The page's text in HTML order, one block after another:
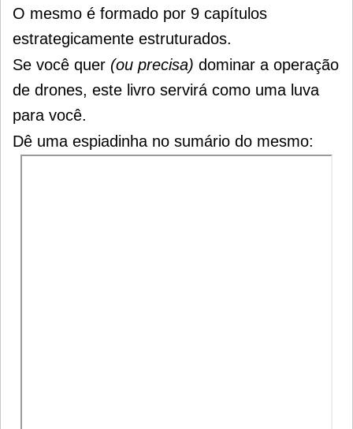
O mesmo é formado por 9 capítulos
estrategicamente estruturados.
Se você quer (ou precisa) dominar a operação
de drones, este livro servirá como uma luva
para você.
Dê uma espiadinha no sumário do mesmo: